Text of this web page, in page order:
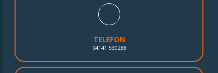
TELEFON
04141 530288